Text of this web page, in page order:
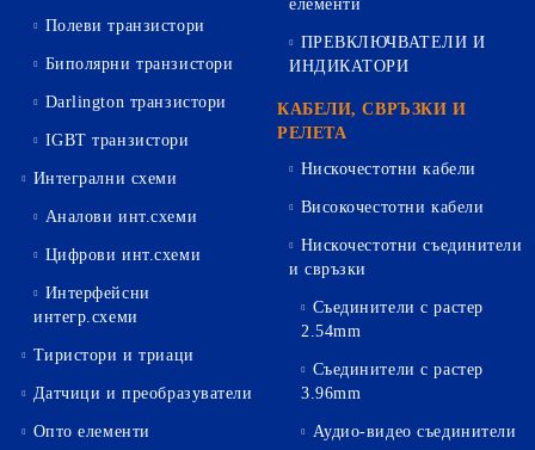
Полеви транзистори
Биполярни транзистори
Darlington транзистори
IGBT транзистори
Интегрални схеми
Аналови инт.схеми
Цифрови инт.схеми
Интерфейсни
интегр.схеми
Тиристори и триаци
Датчици и преобразуватели
Опто елементи
елементи
ПРЕВКЛЮЧВАТЕЛИ И
ИНДИКАТОРИ
КАБЕЛИ, СВРЪЗКИ И
РЕЛЕТА
Нискочестотни кабели
Високочестотни кабели
Нискочестотни съединители
и свръзки
Съединители с растер
2.54mm
Съединители с растер
3.96mm
Аудио-видео съединители